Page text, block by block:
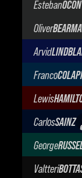
EstebanOCON
TGR
Oliver
TGR
Arvid
Visa
Franco
BWT
Lewis
CarlosSAINZ
George
Valtteri